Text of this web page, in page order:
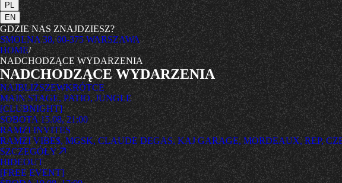
PL
EN
GDZIE NAS ZNAJDZIESZ?
SMOLNA 38, 00-375 WARSZAWA
HOME/
NADCHODZĄCE WYDARZENIA
NADCHODZĄCE WYDARZENIA
NAJBLIŻSZEWKRÓTCE
MAIN STAGE, PATIO, JUNGLE
[CLUBNIGHT]
SOBOTA 15.08, 21:00
RAMZI INVITES
RAMZI VIBE$, MGSK, CLAUDE DEGAS, KAJ GARAGE, MORDEAUX, REP,
SZCZEGÓŁY
HIDEOUT
[FREE EVENT]